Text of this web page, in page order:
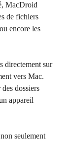
MacDroid
de fichiers
encore les
directement sur
vers Mac.
dossiers
appareil
seulement